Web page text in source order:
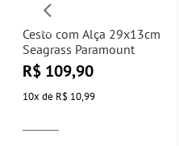
Cesto com Alça 29x13cm
Seagrass Paramount
R$ 109,90
10x de R$ 10,99